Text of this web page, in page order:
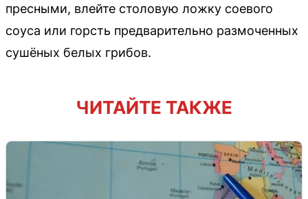
пресными, влейте столовую ложку соевого
соуса или горсть предварительно размоченных
сушёных белых грибов.
ЧИТАЙТЕ ТАКЖЕ